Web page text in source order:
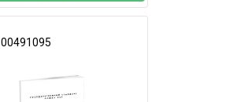
00491095